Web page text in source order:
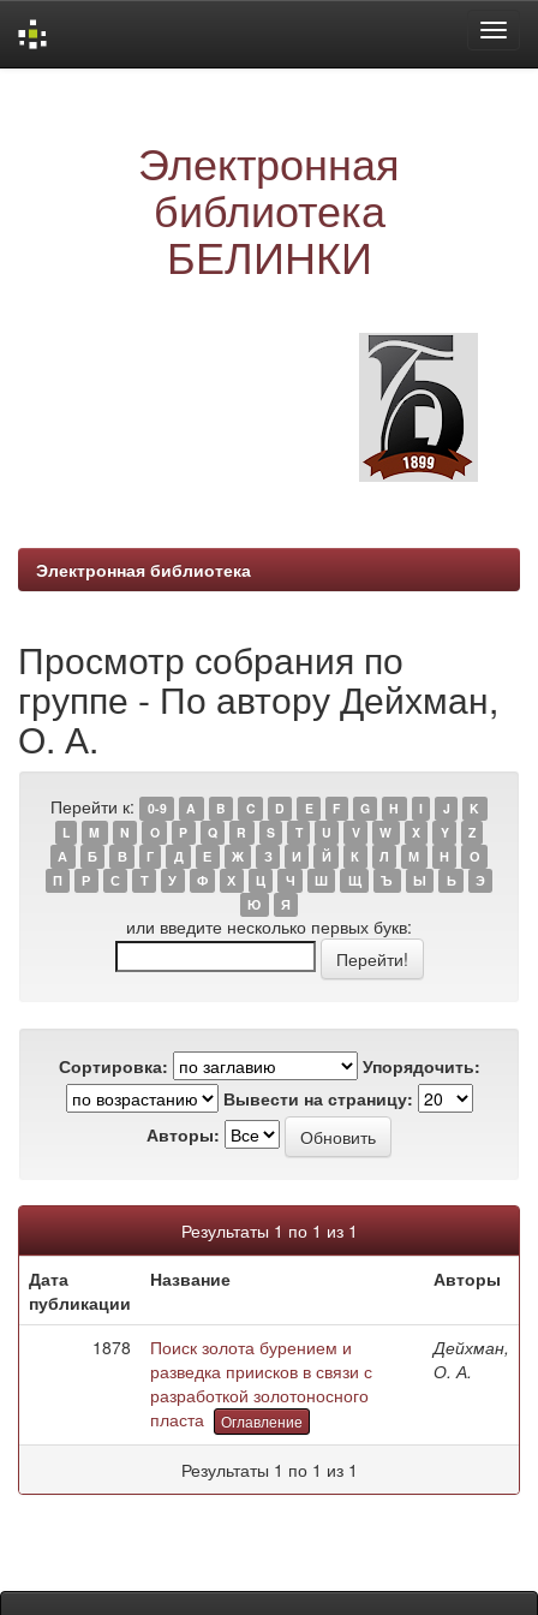
Электронная
библиотека
БЕЛИНКИ
Электронная библиотека
Просмотр собрания по
группе - По автору Дейхман,
О. А.
Перейти к: 0-9 A B C D E F G H I J
K
L
M N O P Q R S T U V W X Y
Z
А
Б В Г Д Е Ж З И Й К Л М Н
О
П
Р С Т У Ф Х Ц Ч Ш Щ Ъ Ы Ь
Э
Ю
Я
или введите несколько первых букв:
Сортировка:
Упорядочить:
Вывести на страницу:
Авторы:
Результаты 1 по 1 из 1
Дата
публикации
Название Авторы
1878
Поиск золота бурением и
разведка приисков в связи с
разработкой золотоносного
пласта
Оглавление
Дейхман,
О. А.
Результаты 1 по 1 из 1